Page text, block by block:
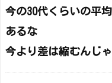
今の30代くらいの平
あるな
今より差は縮むんじ